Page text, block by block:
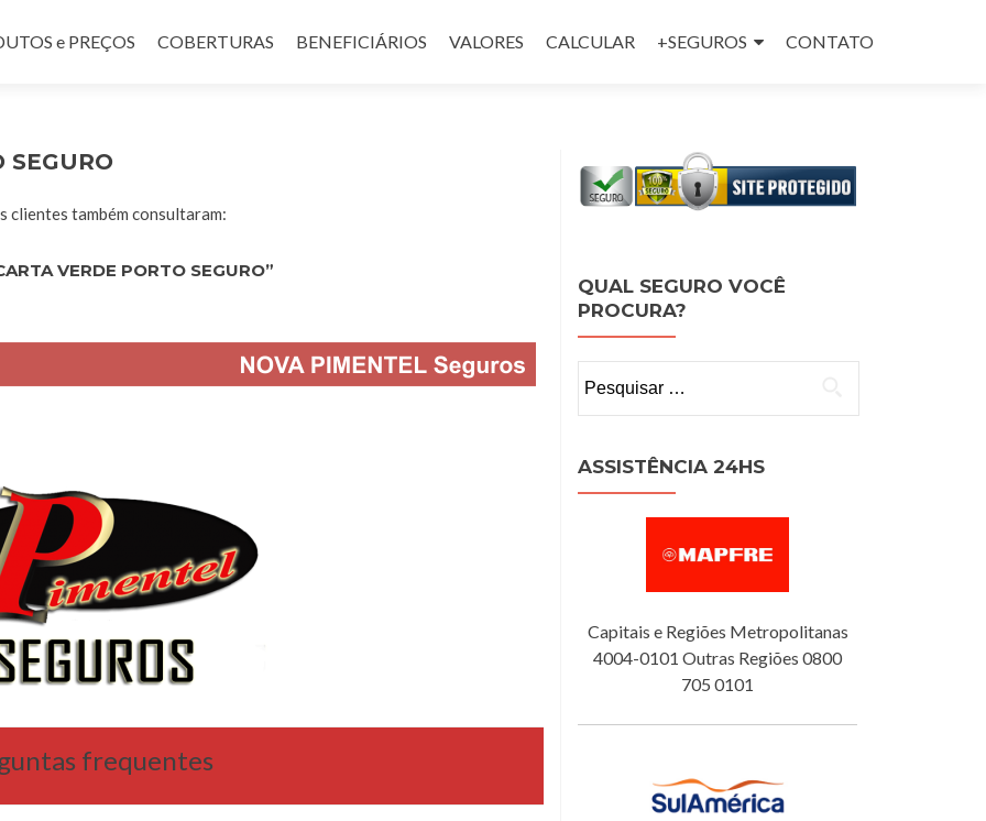
e PREÇOS COBERTURAS BENEFICIÁRIOS VALORES CALCULAR +SEGUROS CONTATO
SEGURO
clientes também consultaram:
VERDE PORTO SEGURO”
frequentes
QUAL SEGURO VOCÊ
PROCURA?
por:
ASSISTÊNCIA 24HS
Capitais e Regiões Metropolitanas
4004-0101 Outras Regiões 0800
705 0101